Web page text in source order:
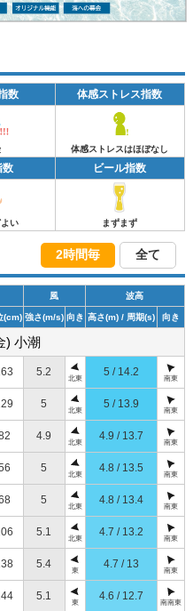
数 体感ストレス指数
体感ストレスはほぼなし
数 ビール指数
い まずまず
2時間毎 全て
風 波高
(cm) 強さ(m/s) 向き 高さ(m)/ 周期(s) 向き
) 小潮
5.2
北東
5 / 14.2
南東
5
北東
5 / 13.9
南東
4.9
北東
4.9 / 13.7
南東
5
北東
4.8 / 13.5
南東
5
北東
4.8 / 13.4
南東
5.1
北東
4.7 / 13.2
南東
5.4
東
4.7 / 13
南東
5.1
東
4.6 / 12.7
南南東